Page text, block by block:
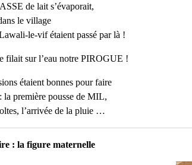
de lait s’évaporait,
le village
le-vif étaient passé par là !
filait sur l’eau notre PIROGUE !
étaient bonnes pour faire
la première pousse de MIL,
l’arrivée de la pluie …
: la figure maternelle